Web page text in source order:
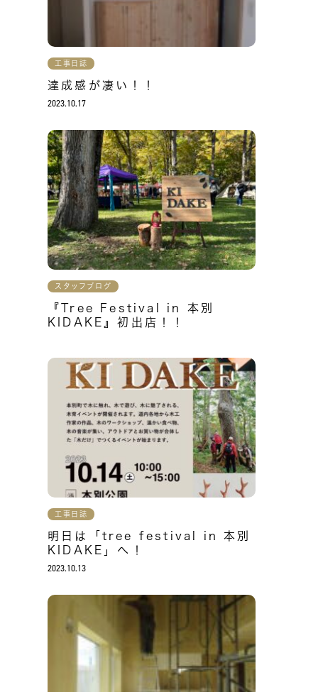
工事日誌
達成感が凄い！！
2023.10.17
スタッフブログ
『Tree Festival in 本別
KIDAKE』初出店！！
工事日誌
明日は「tree festival in 本別
KIDAKE」へ！
2023.10.13